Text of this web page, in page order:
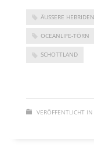
ÄUSSERE HEBRIDEN
OCEANLIFE-TÖRN
SCHOTTLAND
VERÖFFENTLICHT IN